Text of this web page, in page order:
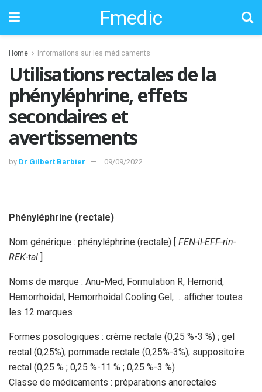
Fmedic
Home Informations sur les médicaments
Utilisations rectales de la
phényléphrine, effets
secondaires et
avertissements
by Dr Gilbert Barbier 09/09/2022
Phényléphrine (rectale)
Nom générique : phényléphrine (rectale) [ FEN-il-EFF-rin-
REK-tal ]
Noms de marque : Anu-Med, Formulation R, Hemorid,
Hemorrhoidal, Hemorrhoidal Cooling Gel, … afficher toutes
les 12 marques
Formes posologiques : crème rectale (0,25 %-3 %) ; gel
rectal (0,25%); pommade rectale (0,25%-3%); suppositoire
rectal (0,25 % ; 0,25 %-11 % ; 0,25 %-3 %)
Classe de médicaments : préparations anorectales